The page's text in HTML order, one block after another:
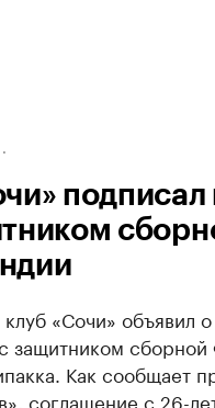
подписал
«Сочи» объявил
защитником
Как сообщает
соглашение с 26-